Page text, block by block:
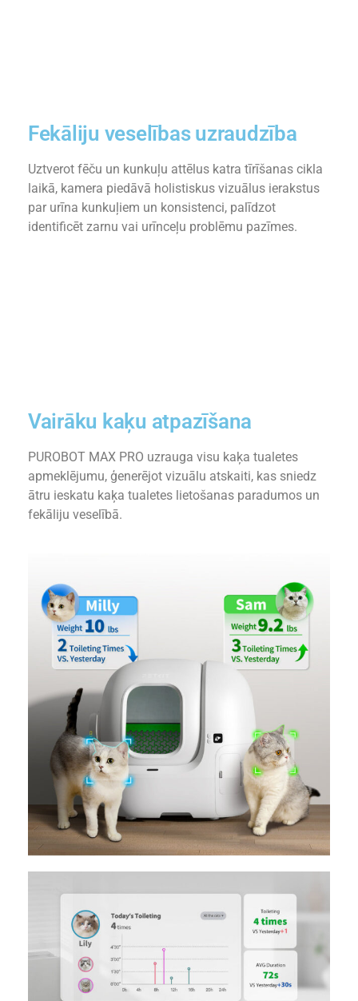
Fekāliju veselības uzraudzība
Uztverot fēču un kunkuļu attēlus katra tīrīšanas cikla
laikā, kamera piedāvā holistiskus vizuālus ierakstus
par urīna kunkuļiem un konsistenci, palīdzot
identificēt zarnu vai urīnceļu problēmu pazīmes.
Vairāku kaķu atpazīšana
PUROBOT MAX PRO uzrauga visu kaķa tualetes
apmeklējumu, ģenerējot vizuālu atskaiti, kas sniedz
ātru ieskatu kaķa tualetes lietošanas paradumos un
fekāliju veselībā.